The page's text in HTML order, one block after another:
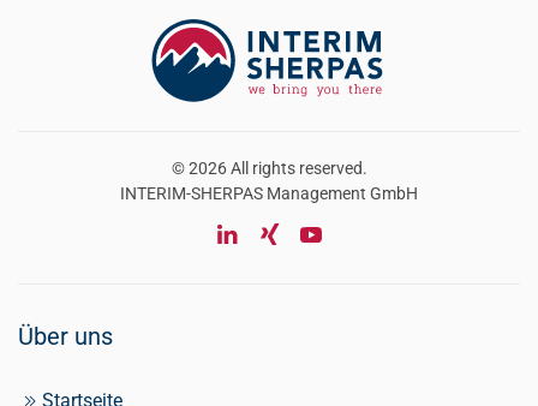
©2026All rights reserved.
INTERIM-SHERPAS Management GmbH
Über uns
Startseite